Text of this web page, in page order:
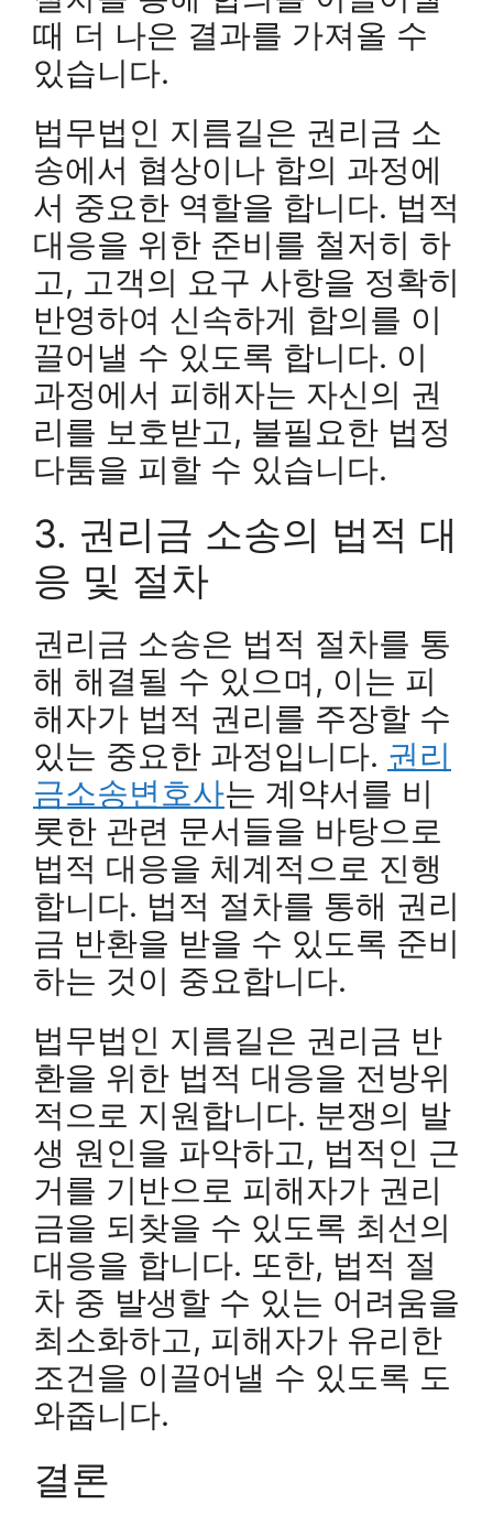
때 더 나은 결과를 가져올 수
있습니다.
법무법인 지름길은 권리금 소
송에서 협상이나 합의 과정에
서 중요한 역할을 합니다. 법적
대응을 위한 준비를 철저히 하
고, 고객의 요구 사항을 정확히
반영하여 신속하게 합의를 이
끌어낼 수 있도록 합니다. 이
과정에서 피해자는 자신의 권
리를 보호받고, 불필요한 법정
다툼을 피할 수 있습니다.
3. 권리금 소송의 법적 대
응 및 절차
권리금 소송은 법적 절차를 통
해 해결될 수 있으며, 이는 피
해자가 법적 권리를 주장할 수
있는 중요한 과정입니다. 권리
금소송변호사는 계약서를 비
롯한 관련 문서들을 바탕으로
법적 대응을 체계적으로 진행
합니다. 법적 절차를 통해 권리
금 반환을 받을 수 있도록 준비
하는 것이 중요합니다.
법무법인 지름길은 권리금 반
환을 위한 법적 대응을 전방위
적으로 지원합니다. 분쟁의 발
생 원인을 파악하고, 법적인 근
거를 기반으로 피해자가 권리
금을 되찾을 수 있도록 최선의
대응을 합니다. 또한, 법적 절
차 중 발생할 수 있는 어려움을
최소화하고, 피해자가 유리한
조건을 이끌어낼 수 있도록 도
와줍니다.
결론